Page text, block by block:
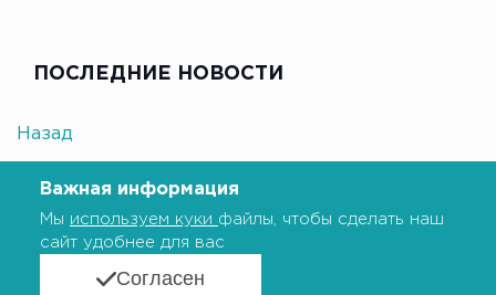
ПОСЛЕДНИЕ НОВОСТИ
Назад
Важная информация
Мы используем куки файлы, чтобы сделать наш
сайт удобнее для вас
Согласен